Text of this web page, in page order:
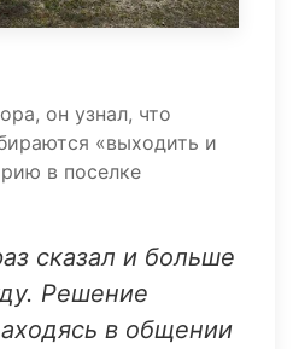
он узнал, что
«выходить и
в поселке
сказал и больше
Решение
в общении